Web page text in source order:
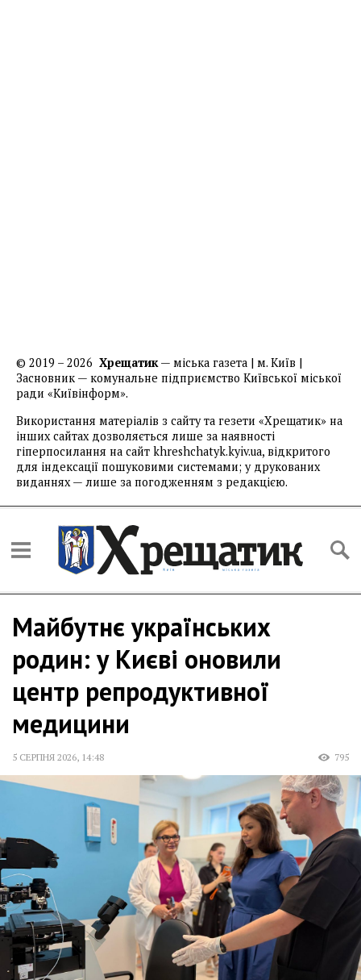
© 2019 – 2026 Хрещатик— міська газета | м. Київ |
Засновник — комунальне підприємство Київської міської
ради «Київінформ».
Використання матеріалів з сайту та гезети «Хрещатик» на
інших сайтах дозволяється лише за наявності
гіперпосилання на сайт khreshchatyk.kyiv.ua, відкритого
для індексації пошуковими системами; у друкованих
виданнях — лише за погодженням з редакцією.
Майбутнє українських
родин: у Києві оновили
центр репродуктивної
медицини
5 СЕРПНЯ 2026, 14:48 795